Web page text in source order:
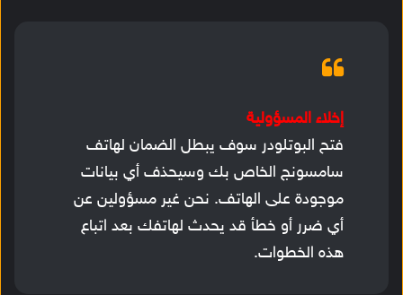
إخلاء المسؤولية
فتح البوتلودر سوف يبطل الضمان لهاتف
سامسونج الخاص بك وسيحذف أي بيانات
موجودة على الهاتف. نحن غير مسؤولين عن
أي ضرر أو خطأ قد يحدث لهاتفك بعد اتباع
هذه الخطوات.